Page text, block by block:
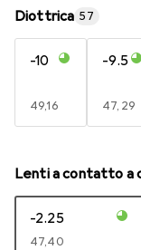
Diottrica 57
-10
EUR
49,16
-9.5
EUR
47,29
Lenti a contatto a
-2.25
EUR
47,40